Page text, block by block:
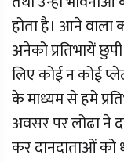
होता है। आने
अनेको प्रतिभायें
लिए कोई न कोई
के माध्यम से हमे
अवसर पर लोढा ने
कर दानदाताओं को